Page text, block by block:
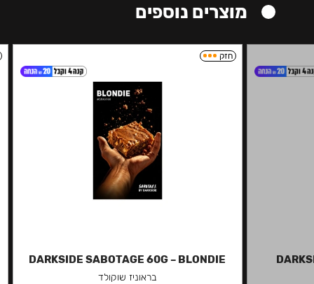
מוצרים נוספים
חזק
DARKSIDE SABOTAGE 60G – BLONDIE
בראוניז שוקולד